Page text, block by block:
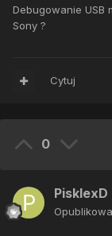
Debugowanie USB
Sony ?
Cytuj
0
PisklexD